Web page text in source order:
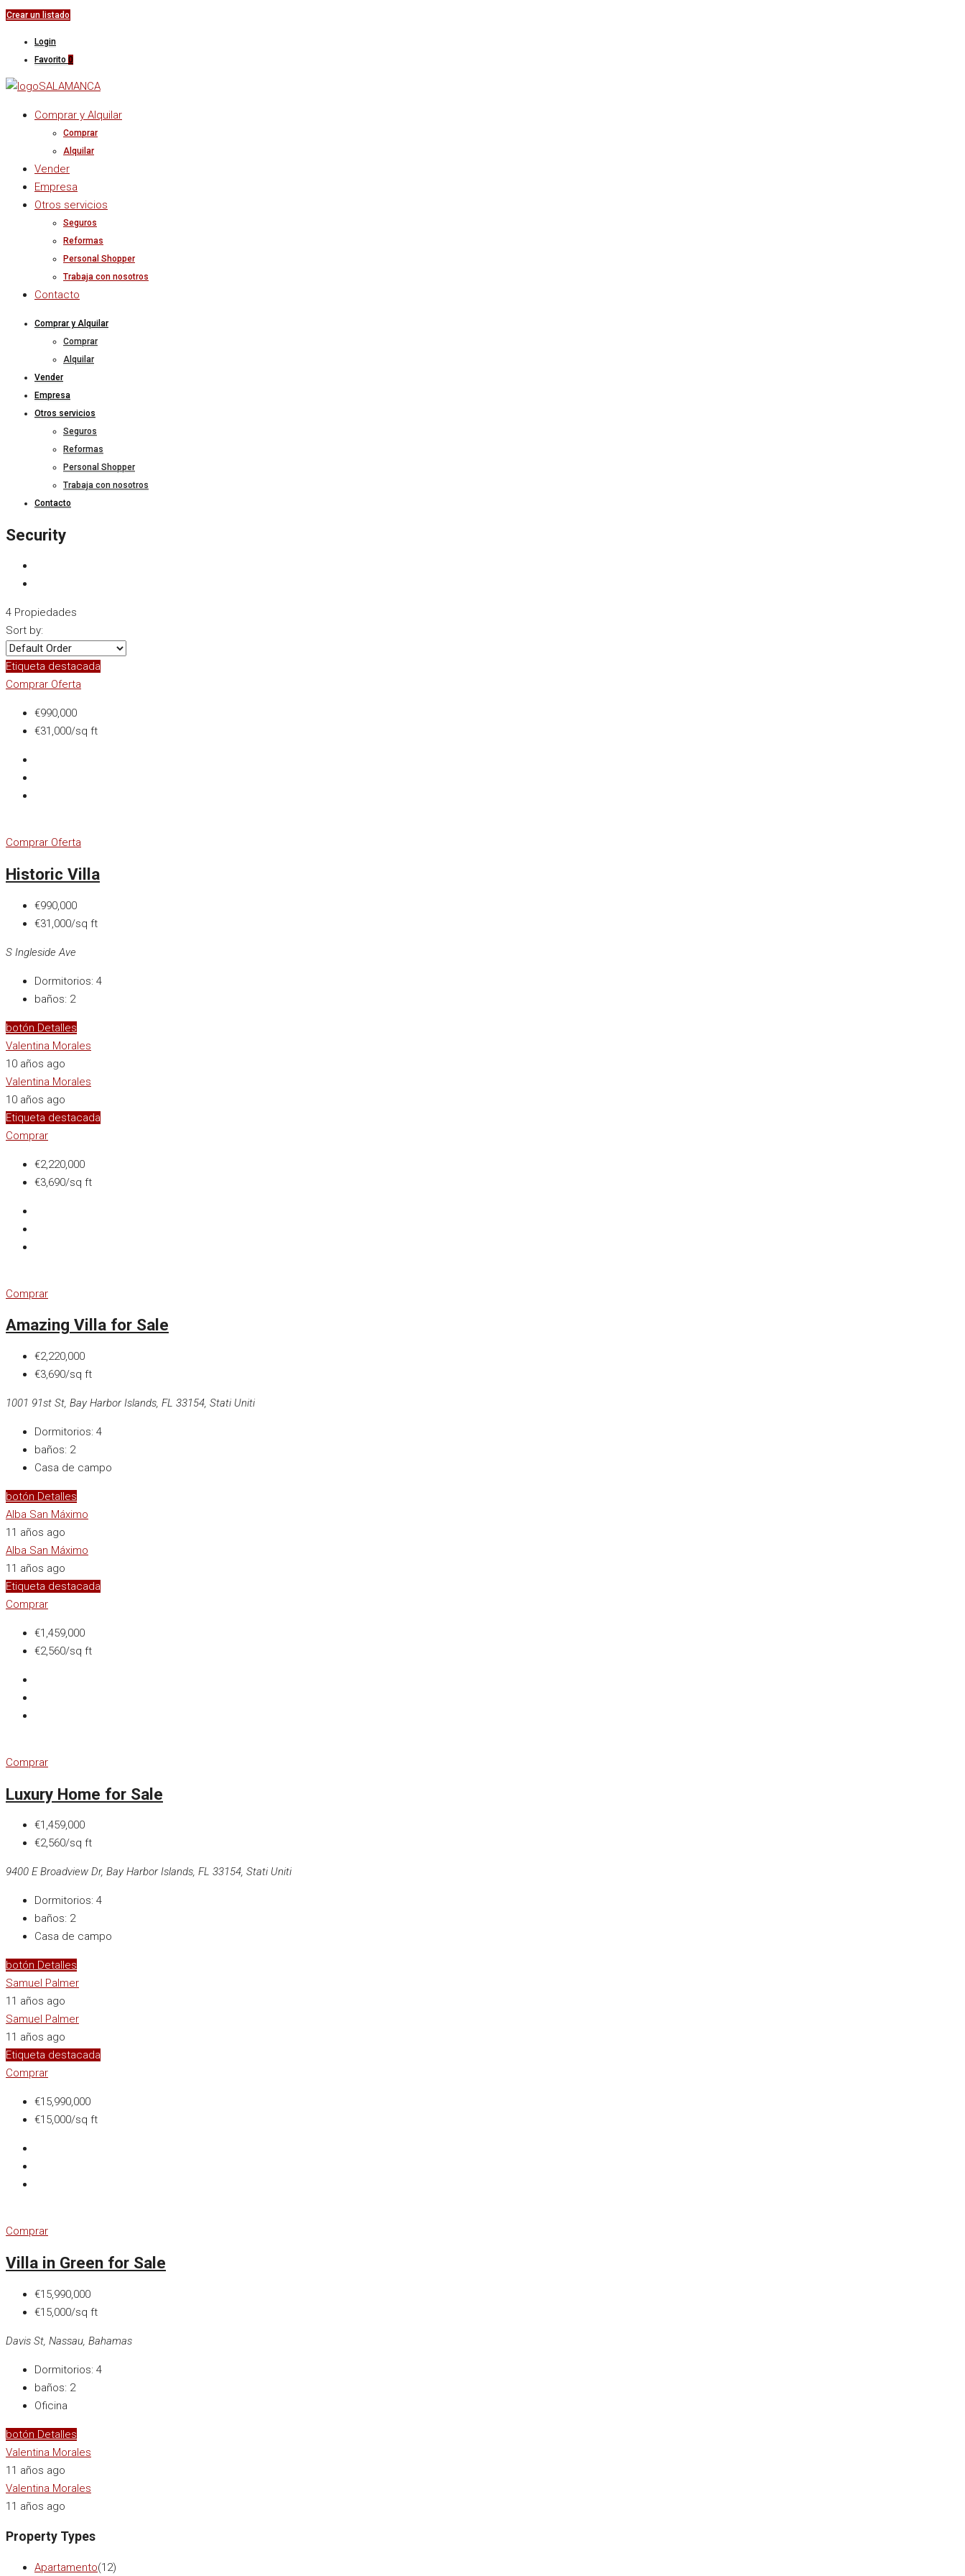
Crear un listado
Login
Favorito 0
Comprar y Alquilar
Comprar
Alquilar
Vender
Empresa
Otros servicios
Seguros
Reformas
Personal Shopper
Trabaja con nosotros
Contacto
Comprar y Alquilar
Comprar
Alquilar
Vender
Empresa
Otros servicios
Seguros
Reformas
Personal Shopper
Trabaja con nosotros
Contacto
Security
4 Propiedades
Sort by:
Etiqueta destacada
Comprar Oferta
€990,000
€31,000/sq ft
Comprar Oferta
Historic Villa
€990,000
€31,000/sq ft
S Ingleside Ave
Dormitorios: 4
baños: 2
botón Detalles
Valentina Morales
10 años ago
Valentina Morales
10 años ago
Etiqueta destacada
Comprar
€2,220,000
€3,690/sq ft
Comprar
Amazing Villa for Sale
€2,220,000
€3,690/sq ft
1001 91st St, Bay Harbor Islands, FL 33154, Stati Uniti
Dormitorios: 4
baños: 2
Casa de campo
botón Detalles
Alba San Máximo
11 años ago
Alba San Máximo
11 años ago
Etiqueta destacada
Comprar
€1,459,000
€2,560/sq ft
Comprar
Luxury Home for Sale
€1,459,000
€2,560/sq ft
9400 E Broadview Dr, Bay Harbor Islands, FL 33154, Stati Uniti
Dormitorios: 4
baños: 2
Casa de campo
botón Detalles
Samuel Palmer
11 años ago
Samuel Palmer
11 años ago
Etiqueta destacada
Comprar
€15,990,000
€15,000/sq ft
Comprar
Villa in Green for Sale
€15,990,000
€15,000/sq ft
Davis St, Nassau, Bahamas
Dormitorios: 4
baños: 2
Oficina
botón Detalles
Valentina Morales
11 años ago
Valentina Morales
11 años ago
Property Types
Apartamento(12)